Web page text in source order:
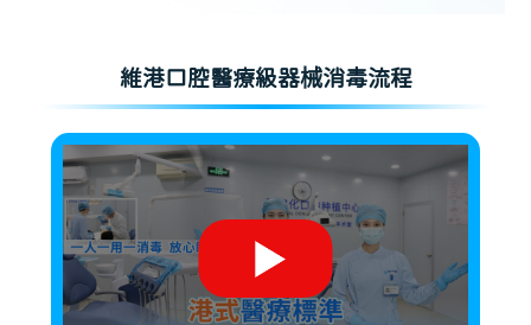
維港口腔醫療級器械消毒流程